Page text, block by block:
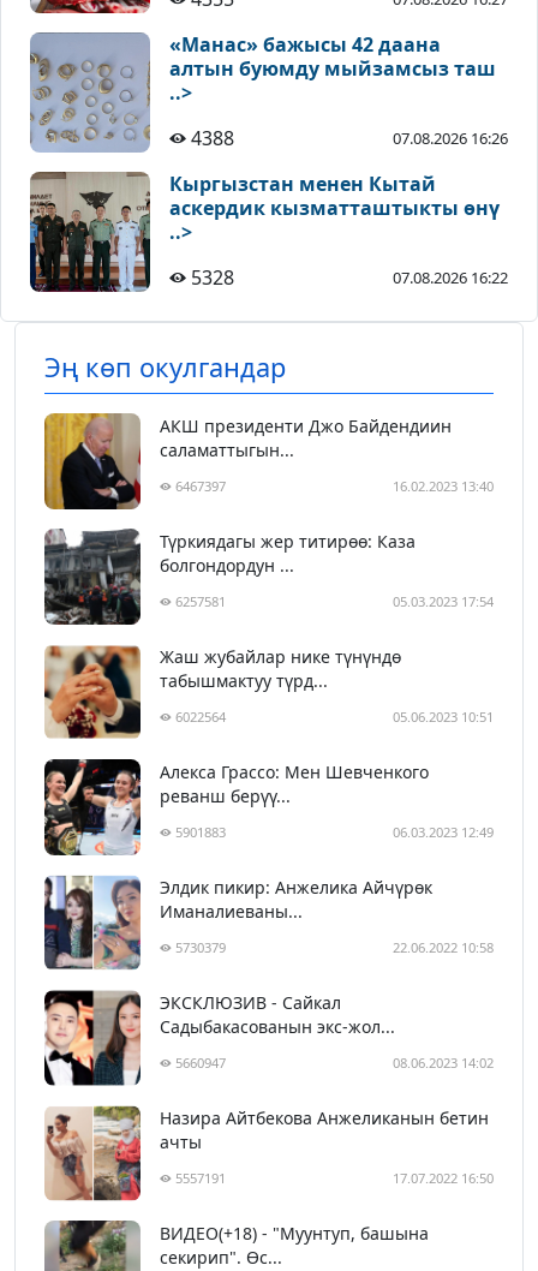
«Манас» бажысы 42 даана
алтын буюмду мыйзамсыз таш
..>
4388
07.08.2026 16:26
Кыргызстан менен Кытай
аскердик кызматташтыкты өнү
..>
5328
07.08.2026 16:22
Эң көп окулгандар
АКШ президенти Джо Байдендиин
саламаттыгын...
6467397 16.02.2023 13:40
Түркиядагы жер титирөө: Каза
болгондордун ...
6257581 05.03.2023 17:54
Жаш жубайлар нике түнүндө
табышмактуу түрд...
6022564 05.06.2023 10:51
Алекса Грассо: Мен Шевченкого
реванш берүү...
5901883 06.03.2023 12:49
Элдик пикир: Анжелика Айчүрөк
Иманалиеваны...
5730379 22.06.2022 10:58
ЭКСКЛЮЗИВ - Сайкал
Садыбакасованын экс-жол...
5660947 08.06.2023 14:02
Назира Айтбекова Анжеликанын бетин
ачты
5557191 17.07.2022 16:50
ВИДЕО(+18) - "Муунтуп, башына
секирип". Өс...